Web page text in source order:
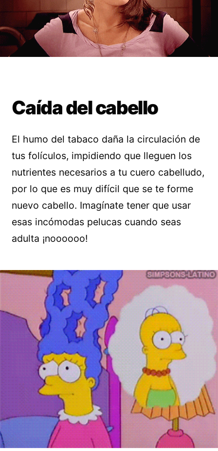
Caída del cabello
El humo del tabaco daña la circulación de
tus folículos, impidiendo que lleguen los
nutrientes necesarios a tu cuero cabelludo,
por lo que es muy difícil que se te forme
nuevo cabello. Imagínate tener que usar
esas incómodas pelucas cuando seas
adulta ¡noooooo!